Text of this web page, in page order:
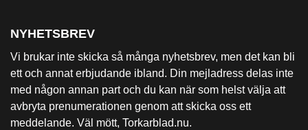
NYHETSBREV
Vi brukar inte skicka så många nyhetsbrev, men det kan bli
ett och annat erbjudande ibland. Din mejladress delas inte
med någon annan part och du kan när som helst välja att
avbryta prenumerationen genom att skicka oss ett
meddelande. Väl mött, Torkarblad.nu.